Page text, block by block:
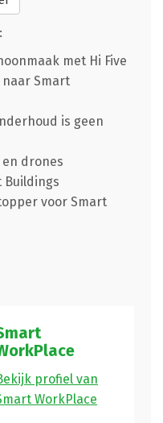
met Hi Five
naar Smart
is geen
en drones
Buildings
voor Smart
profiel van
WorkPlace